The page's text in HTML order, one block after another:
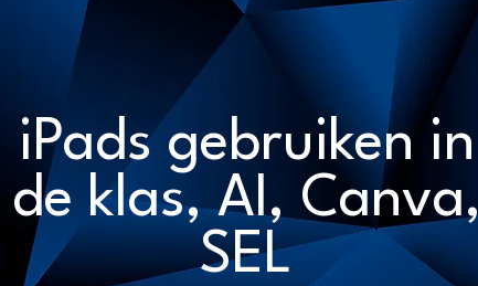
iPads gebruiken in
de klas, AI, Canva,
SEL